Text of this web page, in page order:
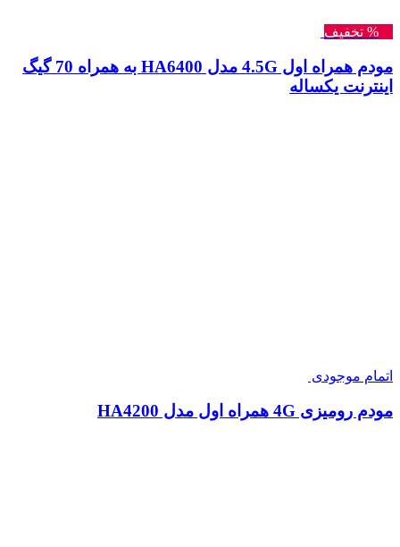
مودم همراه اول 4.5G مدل HA6400 به همراه 70 گیگ
اینترنت یکساله
اتمام موجودی
مودم رومیزی 4G همراه اول مدل HA4200